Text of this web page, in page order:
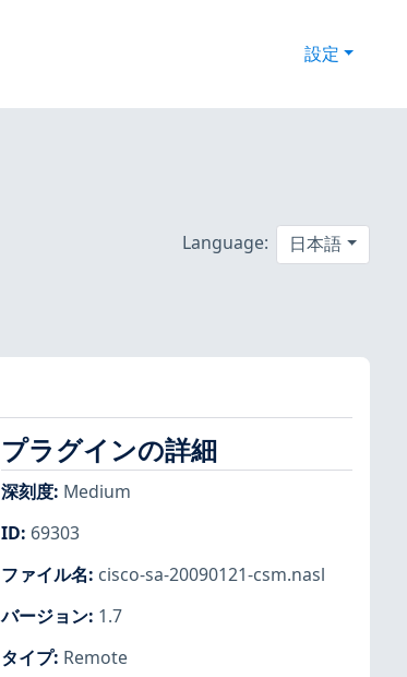
設定
Language: 日本語
プラグインの詳細
深刻度: Medium
ID: 69303
ファイル名: cisco-sa-20090121-csm.nasl
バージョン: 1.7
タイプ: Remote